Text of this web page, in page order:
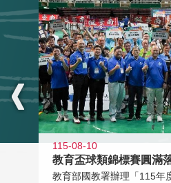
115-08-10
教育盃球類錦標賽圓滿
教育部國教署辦理「115年